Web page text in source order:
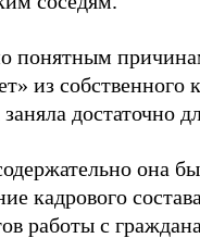
понятным
из
достаточно
она
кадрового
работы с